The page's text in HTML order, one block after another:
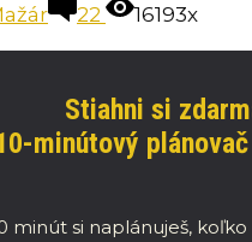
22 16193x
Stiahni si
minútový
minút si naplánuješ,